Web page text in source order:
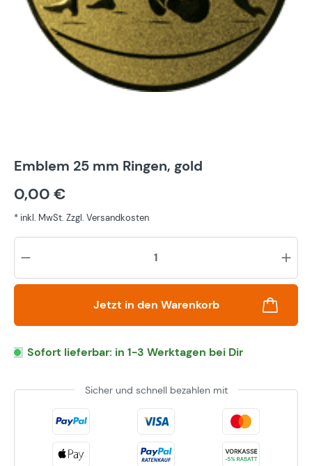
Emblem 25 mm Ringen, gold
0,00 €
* inkl. MwSt. Zzgl. Versandkosten
Jetzt in den Warenkorb
Sofort lieferbar: in 1-3 Werktagen bei Dir
Sicher und schnell bezahlen mit